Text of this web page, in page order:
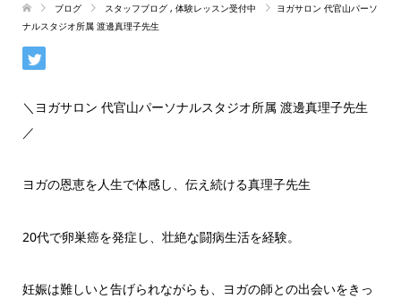
ブログ スタッフブログ , 体験レッスン受付中
ヨガサロン 代官山パーソ
ナルスタジオ所属 渡邊真理子先生
＼ヨガサロン 代官山パーソナルスタジオ所属 渡邊真理子先生
／
ヨガの恩恵を人生で体感し、伝え続ける真理子先生
20代で卵巣癌を発症し、壮絶な闘病生活を経験。
妊娠は難しいと告げられながらも、ヨガの師との出会いをきっ